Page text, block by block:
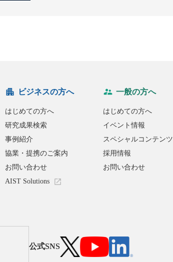
ビジネスの方へ
はじめての方へ
研究成果検索
事例紹介
協業・提携のご案内
お問い合わせ
AIST Solutions
一般の方へ
はじめての方へ
イベント情報
スペシャルコンテンツ
採用情報
お問い合わせ
公式SNS